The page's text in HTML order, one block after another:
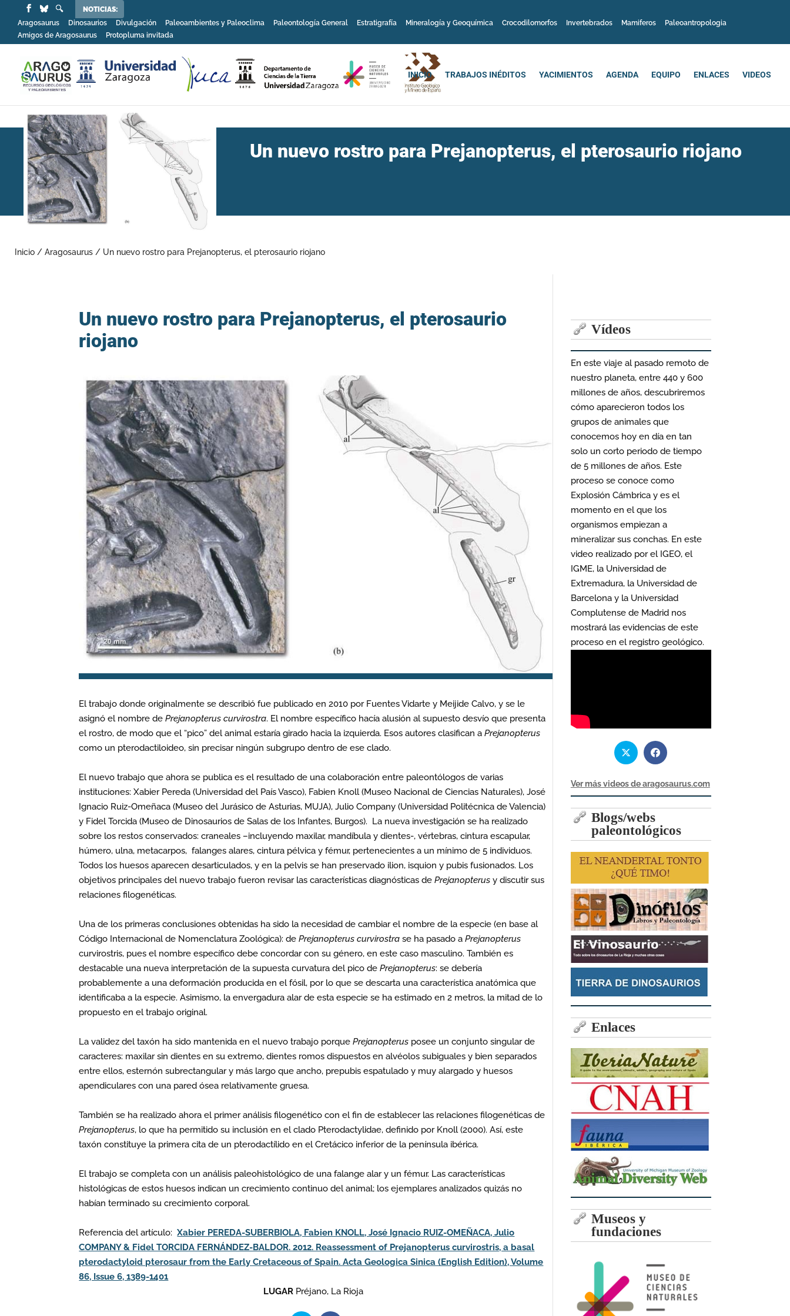
NOTICIAS:
Aragosaurus
Dinosaurios Divulgación Paleoambientes y Paleoclima Paleontología General Estratigrafía Mineralogía y Geoquímica Crocodilomorfos Invertebrados Mamiferos
Paleoantropologia
Amigos de Aragosaurus
Protopluma invitada
INICIO TRABAJOS INÉDITOS YACIMIENTOS AGENDA EQUIPO ENLACES VIDEOS
Un nuevo rostro para Prejanopterus, el pterosaurio riojano
Inicio / Aragosaurus / Un nuevo rostro para Prejanopterus, el pterosaurio riojano
Un nuevo rostro para Prejanopterus, el pterosaurio
riojano
El trabajo donde originalmente se describió fue publicado en 2010 por Fuentes Vidarte y Meijide Calvo, y se le
asignó el nombre dePrejanopterus curvirostra. El nombre específico hacía alusión al supuesto desvío que presenta
el rostro, de modo que el “pico” del animal estaría girado hacia la izquierda. Esos autores clasifican aPrejanopterus
como un pterodactiloideo, sin precisar ningún subgrupo dentro de ese clado.
El nuevo trabajo que ahora se publica es el resultado de una colaboración entre paleontólogos de varias
instituciones: Xabier Pereda (Universidad del País Vasco), Fabien Knoll (Museo Nacional de Ciencias Naturales), José
Ignacio Ruiz-Omeñaca (Museo del Jurásico de Asturias, MUJA), Julio Company (Universidad Politécnica de Valencia)
y Fidel Torcida (Museo de Dinosaurios de Salas de los Infantes, Burgos). La nueva investigación se ha realizado
sobre los restos conservados: craneales –incluyendo maxilar, mandíbula y dientes-, vértebras, cintura escapular,
húmero, ulna, metacarpos, falanges alares, cintura pélvica y fémur, pertenecientes a un mínimo de 5 individuos.
Todos los huesos aparecen desarticulados, y en la pelvis se han preservado ilion, isquion y pubis fusionados. Los
objetivos principales del nuevo trabajo fueron revisar las características diagnósticas dePrejanopterus y discutir sus
relaciones filogenéticas.
Una de los primeras conclusiones obtenidas ha sido la necesidad de cambiar el nombre de la especie (en base al
Código Internacional de Nomenclatura Zoológica): dePrejanopterus curvirostra se ha pasado aPrejanopterus
curvirostris, pues el nombre específico debe concordar con su género, en este caso masculino. También es
destacable una nueva interpretación de la supuesta curvatura del pico dePrejanopterus: se debería
probablemente a una deformación producida en el fósil, por lo que se descarta una característica anatómica que
identificaba a la especie. Asimismo, la envergadura alar de esta especie se ha estimado en 2 metros, la mitad de lo
propuesto en el trabajo original.
La validez del taxón ha sido mantenida en el nuevo trabajo porquePrejanopterus posee un conjunto singular de
caracteres: maxilar sin dientes en su extremo, dientes romos dispuestos en alvéolos subiguales y bien separados
entre ellos, esternón subrectangular y más largo que ancho, prepubis espatulado y muy alargado y huesos
apendiculares con una pared ósea relativamente gruesa.
También se ha realizado ahora el primer análisis filogenético con el fin de establecer las relaciones filogenéticas de
Prejanopterus, lo que ha permitido su inclusión en el clado Pterodactylidae, definido por Knoll (2000). Así, este
taxón constituye la primera cita de un pterodactílido en el Cretácico inferior de la península ibérica.
El trabajo se completa con un análisis paleohistológico de una falange alar y un fémur. Las características
histológicas de estos huesos indican un crecimiento continuo del animal; los ejemplares analizados quizás no
habían terminado su crecimiento corporal.
Referencia del artículo:Xabier PEREDA-SUBERBIOLA, Fabien KNOLL, José Ignacio RUIZ-OMEÑACA, Julio
COMPANY & Fidel TORCIDA FERNÁNDEZ-BALDOR. 2012. Reassessment of Prejanopterus curvirostris, a basal
pterodactyloid pterosaur from the Early Cretaceous of Spain. Acta Geologica Sinica (English Edition), Volume
86, Issue 6, 1389-1401
LUGARPréjano, La Rioja
Vídeos
En este viaje al pasado remoto de
nuestro planeta, entre 440 y 600
millones de años, descubriremos
cómo aparecieron todos los
grupos de animales que
conocemos hoy en día en tan
solo un corto periodo de tiempo
de 5 millones de años. Este
proceso se conoce como
Explosión Cámbrica y es el
momento en el que los
organismos empiezan a
mineralizar sus conchas. En este
video realizado por el IGEO, el
IGME, la Universidad de
Extremadura, la Universidad de
Barcelona y la Universidad
Complutense de Madrid nos
mostrará las evidencias de este
proceso en el registro geológico.
Ver más videos de aragosaurus.com
Blogs/webs
paleontológicos
Enlaces
Museos y
fundaciones